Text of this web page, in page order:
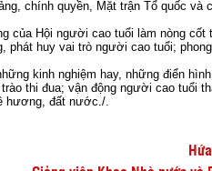
chính quyền, Mặt trận Tổ quốc và
của Hội người cao tuổi làm nòng cốt
phát huy vai trò người cao tuổi; phong
kinh nghiệm hay, những điển
thi đua; vận động người cao tuổi
hương, đất nước./.